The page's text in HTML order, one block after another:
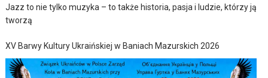
Jazz to nie tylko muzyka – to także historia, pasja i ludzie, którzy ją
tworzą
XV Barwy Kultury Ukraińskiej w Baniach Mazurskich 2026